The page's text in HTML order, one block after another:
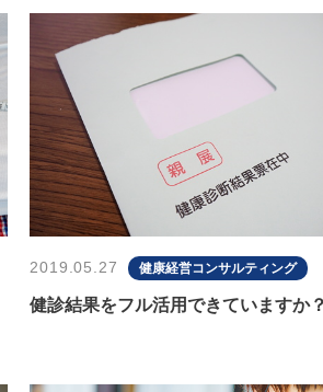
2019.05.27 健康経営コンサルティング
健診結果をフル活用できていますか？